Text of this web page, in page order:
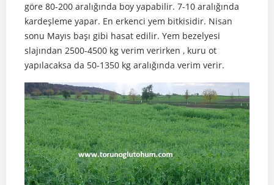
göre 80-200 aralığında boy yapabilir. 7-10 aralığında
kardeşleme yapar. En erkenci yem bitkisidir. Nisan
sonu Mayıs başı gibi hasat edilir. Yem bezelyesi
slajından 2500-4500 kg verim verirken , kuru ot
yapılacaksa da 50-1350 kg aralığında verim verir.